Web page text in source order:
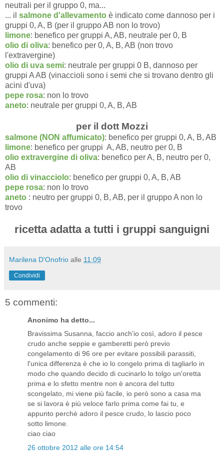
neutrali per il gruppo 0, ma...
... il salmone d'allevamento è indicato come dannoso per i
gruppi 0, A, B (per il gruppo AB non lo trovo)
limone: benefico per gruppi A, AB, neutrale per 0, B
olio di oliva: benefico per 0, A, B, AB (non trovo
l'extravergine)
olio di uva semi: neutrale per gruppi 0 B, dannoso per
gruppi A AB (vinaccioli sono i semi che si trovano dentro gli
acini d'uva)
pepe rosa: non lo trovo
aneto: neutrale per gruppi 0, A, B, AB
per il dott Mozzi
salmone (NON affumicato): benefico per gruppi 0, A, B, AB
limone: benefico per gruppi A, AB, neutro per 0, B
olio extravergine di oliva: benefico per A, B, neutro per 0,
AB
olio di vinacciolo: benefico per gruppi 0, A, B, AB
pepe rosa: non lo trovo
aneto : neutro per gruppi 0, B, AB, per il gruppo A non lo
trovo
ricetta adatta a tutti i gruppi sanguigni
Marilena D'Onofrio alle 11:09
Condividi
5 commenti:
Anonimo ha detto...
Bravissima Susanna, faccio anch'io così, adoro il pesce
crudo anche seppie e gamberetti però previo
congelamento di 96 ore per evitare possibili parassiti,
l'unica differenza è che io lo congelo prima di tagliarlo in
modo che quando decido di cucinarlo lo tolgo un'oretta
prima e lo sfetto mentre non è ancora del tutto
scongelato, mi viene più facile, io però sono a casa ma
se si lavora è più veloce farlo prima come fai tu, e
appunto perchè adoro il pesce crudo, lo lascio poco
sotto limone.
ciao ciao
26 ottobre 2012 alle ore 14:54